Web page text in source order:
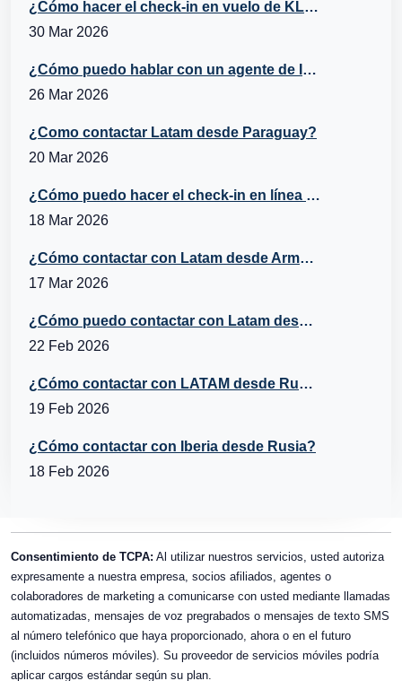
¿Cómo hacer el check-in en vuelo de KLM?
30 Mar 2026
¿Cómo puedo hablar con un agente de Iberia desde Belice?
26 Mar 2026
¿Como contactar Latam desde Paraguay?
20 Mar 2026
¿Cómo puedo hacer el check-in en línea con Turkish Airlines?
18 Mar 2026
¿Cómo contactar con Latam desde Armenia?
17 Mar 2026
¿Cómo puedo contactar con Latam desde Italia?
22 Feb 2026
¿Cómo contactar con LATAM desde Rusia?
19 Feb 2026
¿Cómo contactar con Iberia desde Rusia?
18 Feb 2026
Consentimiento de TCPA: Al utilizar nuestros servicios, usted autoriza
expresamente a nuestra empresa, socios afiliados, agentes o
colaboradores de marketing a comunicarse con usted mediante llamadas
automatizadas, mensajes de voz pregrabados o mensajes de texto SMS
al número telefónico que haya proporcionado, ahora o en el futuro
(incluidos números móviles). Su proveedor de servicios móviles podría
aplicar cargos estándar según su plan.